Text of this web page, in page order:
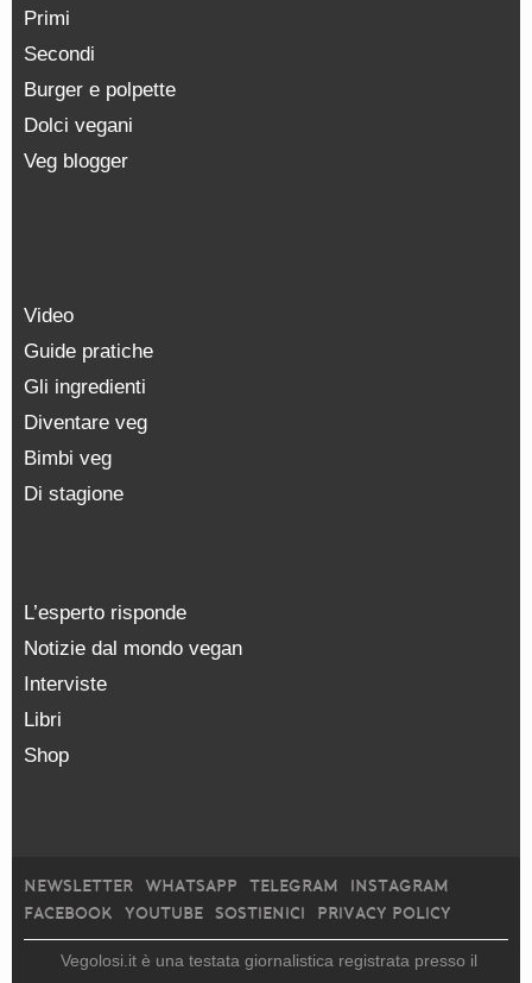
Primi
Secondi
Burger e polpette
Dolci vegani
Veg blogger
Video
Guide pratiche
Gli ingredienti
Diventare veg
Bimbi veg
Di stagione
L’esperto risponde
Notizie dal mondo vegan
Interviste
Libri
Shop
NEWSLETTER WHATSAPP TELEGRAM
INSTAGRAM
FACEBOOK
YOUTUBE SOSTIENICI PRIVACY POLICY
Vegolosi.it è una testata giornalistica registrata presso il